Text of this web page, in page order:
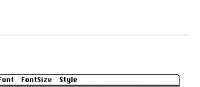
から記者としてまた起業家としてITスタ
界のハードウェアからソフトウェアの事業
長までを最前線で見てきた生き字引として